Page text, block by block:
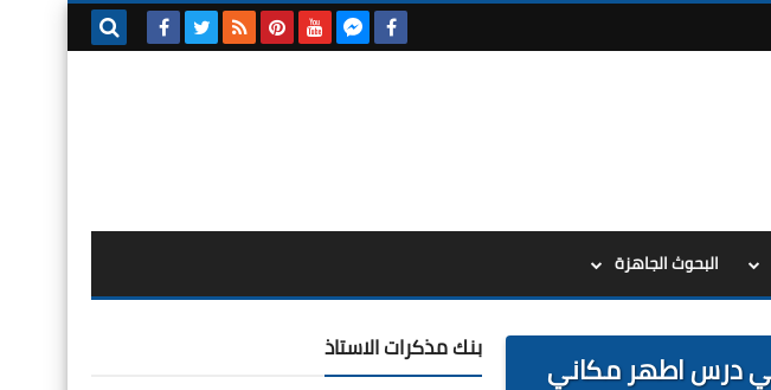
البحوث الجاهزة
بنك مذكرات الاستاذ